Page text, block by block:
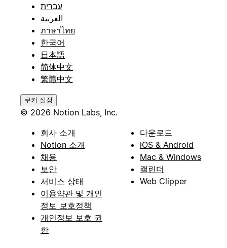
עברית
العربية
ภาษาไทย
한국어
日本語
简体中文
繁體中文
쿠키 설정
© 2026 Notion Labs, Inc.
회사 소개
Notion 소개
채용
보안
서비스 상태
이용약관 및 개인
정보 보호정책
개인정보 보호 권
한
다운로드
iOS & Android
Mac & Windows
캘린더
Web Clipper